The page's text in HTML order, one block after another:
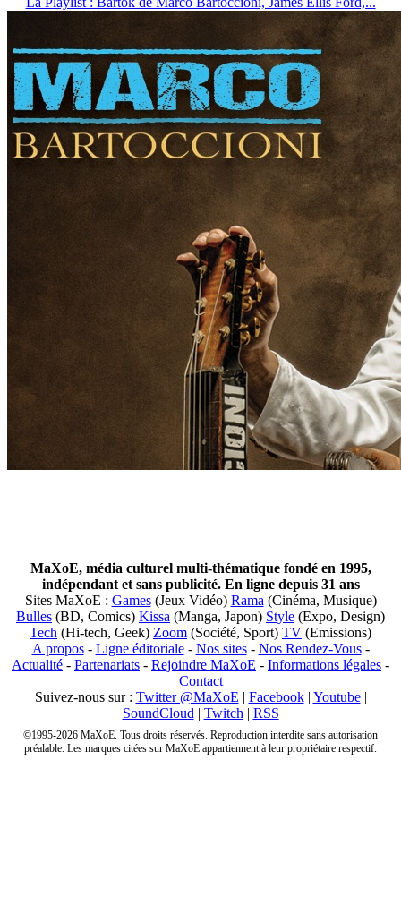
MaXoE, média culturel multi-thématique fondé en 1995,
indépendant et sans publicité. En ligne depuis 31 ans
Sites MaXoE : Games(Jeux Vidéo) Rama (Cinéma, Musique)
Bulles (BD, Comics) Kissa (Manga, Japon) Style (Expo, Design)
Tech (Hi-tech, Geek) Zoom (Société, Sport) TV (Emissions)
A propos- Ligne éditoriale- Nos sites- Nos Rendez-Vous-
Actualité - Partenariats - Rejoindre MaXoE - Informations légales -
Contact
Suivez-nous sur : Twitter @MaXoE | Facebook| Youtube|
SoundCloud | Twitch | RSS
©1995-2026 MaXoE. Tous droits réservés. Reproduction interdite sans autorisation
préalable. Les marques citées sur MaXoE appartiennent à leur propriétaire respectif.